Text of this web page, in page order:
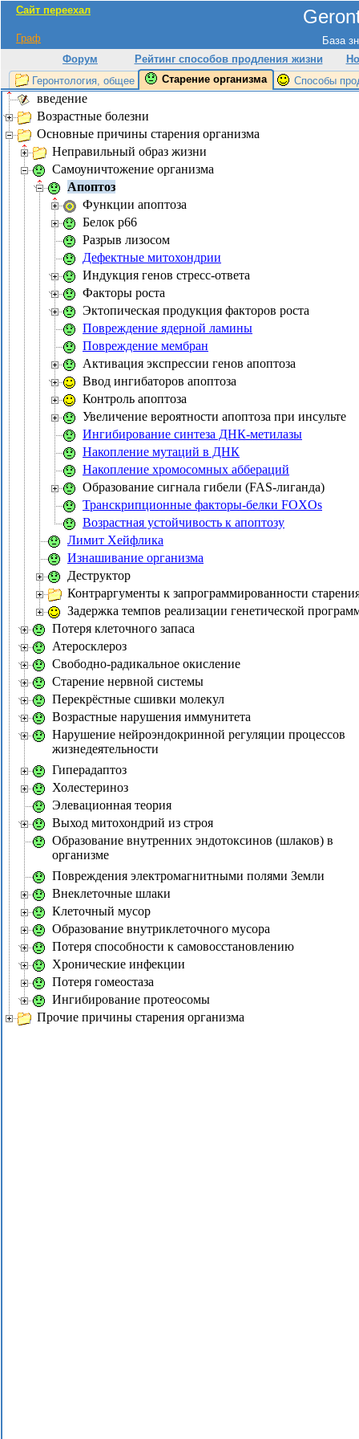
Сайт переехал
База
Граф
Форум
Рейтинг способов продления жизни
Геронтология, общее
Старение организма Способы
введение
Возрастные болезни
Основные причины старения организма
Неправильный образ жизни
Самоуничтожение организма
Апоптоз
Функции апоптоза
Белок p66
Разрыв лизосом
Дефектные митохондрии
Индукция генов стресс-ответа
Факторы роста
Эктопическая продукция факторов роста
Повреждение ядерной ламины
Повреждение мембран
Активация экспрессии генов апоптоза
Ввод ингибаторов апоптоза
Контроль апоптоза
Увеличение вероятности апоптоза при инсульте
Ингибирование синтеза ДНК-метилазы
Накопление мутаций в ДНК
Накопление хромосомных аббераций
Образование сигнала гибели (FAS-лиганда)
Транскрипционные факторы-белки FOXOs
Возрастная устойчивость к апоптозу
Лимит Хейфлика
Изнашивание организма
Деструктор
Контраргументы к запрограммированности
Задержка темпов реализации генетической
Потеря клеточного запаса
Атеросклероз
Свободно-радикальное окисление
Старение нервной системы
Перекрёстные сшивки молекул
Возрастные нарушения иммунитета
Нарушение нейроэндокринной регуляции процессов
жизнедеятельности
Гиперадаптоз
Холестериноз
Элевационная теория
Выход митохондрий из строя
Образование внутренних эндотоксинов (шлаков) в
организме
Повреждения электромагнитными полями Земли
Внеклеточные шлаки
Клеточный мусор
Образование внутриклеточного мусора
Потеря способности к самовосстановлению
Хронические инфекции
Потеря гомеостаза
Ингибирование протеосомы
Прочие причины старения организма